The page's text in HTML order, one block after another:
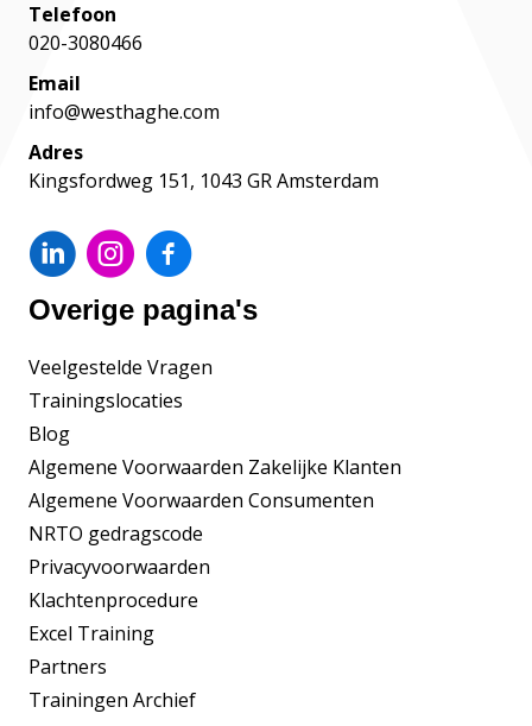
Telefoon
020-3080466
Email
info@westhaghe.com
Adres
Kingsfordweg 151, 1043 GR Amsterdam
Overige pagina's
Veelgestelde Vragen
Trainingslocaties
Blog
Algemene Voorwaarden Zakelijke Klanten
Algemene Voorwaarden Consumenten
NRTO gedragscode
Privacyvoorwaarden
Klachtenprocedure
Excel Training
Partners
Trainingen Archief